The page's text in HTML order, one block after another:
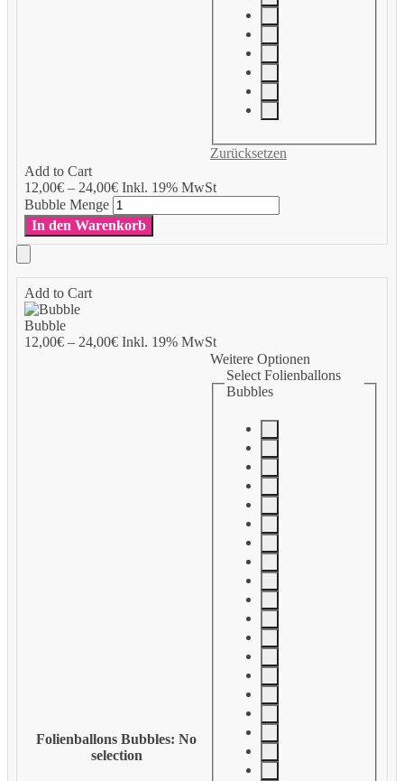
Add to Cart
12,00€– 24,00€Inkl. 19% MwSt
Zurücksetzen
Bubble Menge
In den Warenkorb
Add to Cart
Bubble
12,00€– 24,00€Inkl. 19% MwSt
Folienballons Bubbles: No
selection
Weitere Optionen
Select Folienballons
Bubbles